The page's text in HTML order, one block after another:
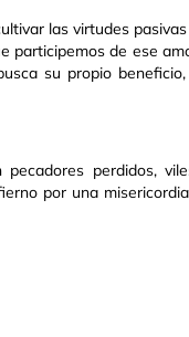
las virtudes
participemos de ese
su propio
perdidos,
por una